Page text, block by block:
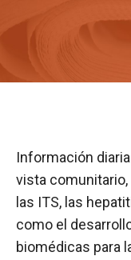
Información
vista comunitario,
las ITS, las
como el
biomédicas para